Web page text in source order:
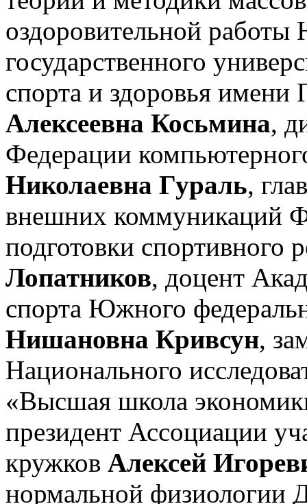
оздоровительной работы
государственного
спорта и здоровья
Алексеевна Косьмина,
Федерации
Николаевна Гураль,
внешних коммуникаций
подготовки спортивного
Лопатников, доцент
спорта Южного
Нишановна Кривсун,
Национального
«Высшая школа
президент Ассоциации
кружков Алексей
нормальной физиологии